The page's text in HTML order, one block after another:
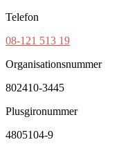
Telefon
08-121 513 19
Organisationsnummer
802410-3445
Plusgironummer
4805104-9